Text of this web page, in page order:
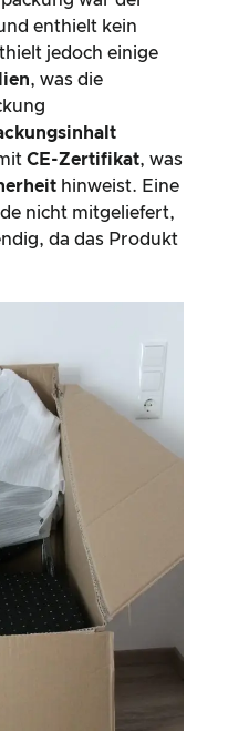
enthielt kein
jedoch einige
, was die
CE-Zertifikat, was
hinweist. Eine
nicht mitgeliefert,
da das Produkt